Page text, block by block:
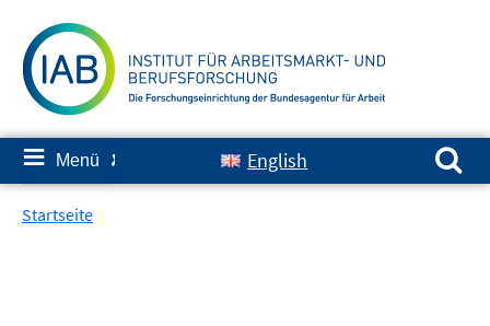
zum
Inhalt
≡ Menü ✘ English
Suchen nach:
Startseite